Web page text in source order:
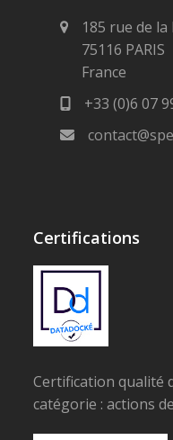
185 rue de la
75116 PARIS
France
+33 (0)6 07
Certifications
Certification qualité
catégorie : actions